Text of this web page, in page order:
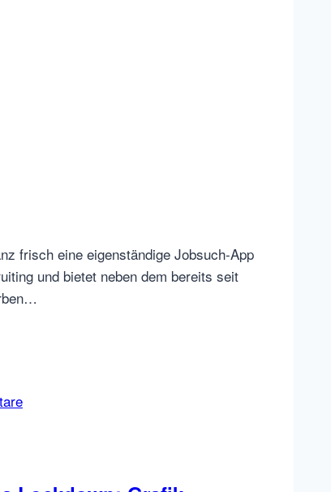
frisch eine eigenständige Jobsuch-App
und bietet neben dem bereits seit